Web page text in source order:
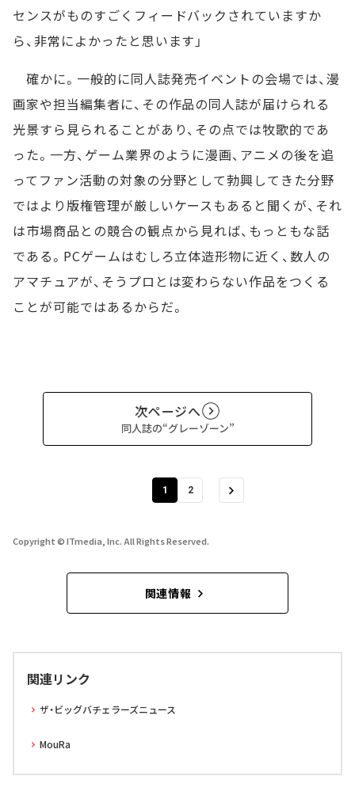
センスがものすごくフィードバックされていますか
ら、非常によかったと思います」
確かに。一般的に同人誌発売イベントの会場では、漫
画家や担当編集者に、その作品の同人誌が届けられる
光景すら見られることがあり、その点では牧歌的であ
った。一方、ゲーム業界のように漫画、アニメの後を追
ってファン活動の対象の分野として勃興してきた分野
ではより版権管理が厳しいケースもあると聞くが、それ
は市場商品との競合の観点から見れば、もっともな話
である。PCゲームはむしろ立体造形物に近く、数人の
アマチュアが、そうプロとは変わらない作品をつくる
ことが可能ではあるからだ。
次ページへ
同人誌の“グレーゾーン”
1 2
Copyright © ITmedia, Inc. All Rights Reserved.
関連情報
関連リンク
ザ・ビッグバチェラーズニュース
MouRa